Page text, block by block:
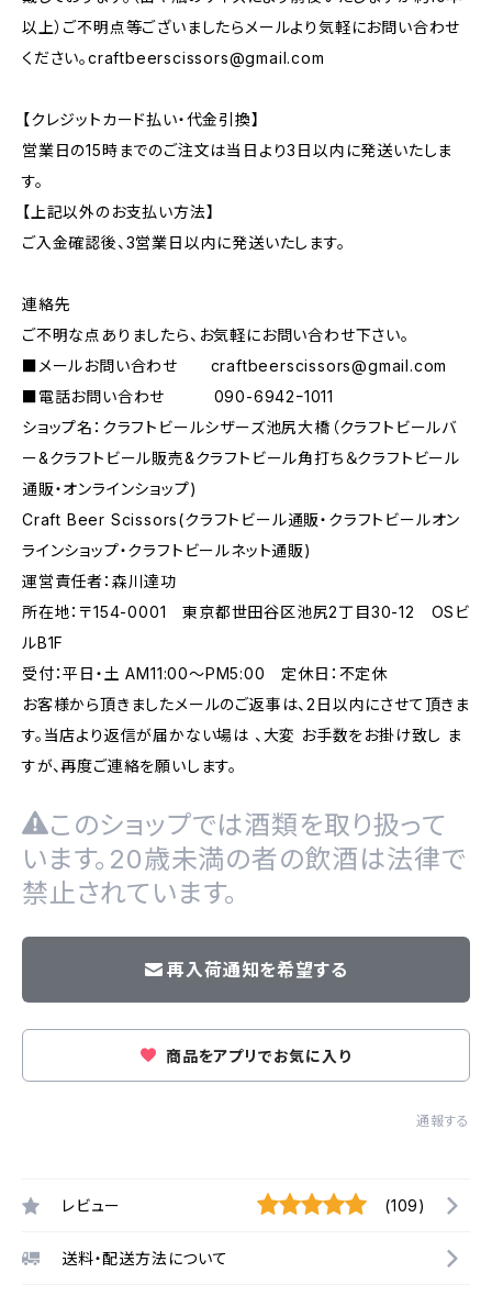
以上）ご不明点等ございましたらメールより気軽にお問い合わせ
ください。craftbeerscissors@gmail.com
【クレジットカード払い・代金引換】
営業日の15時までのご注文は当日より3日以内に発送いたしま
す。
【上記以外のお支払い方法】
ご入金確認後、3営業日以内に発送いたします。
連絡先
ご不明な点ありましたら、お気軽にお問い合わせ下さい。
■メールお問い合わせ craftbeerscissors@gmail.com
■電話お問い合わせ 090-6942ｰ1011
ショップ名：クラフトビールシザーズ池尻大橋（クラフトビールバ
ー&クラフトビール販売&クラフトビール角打ち＆クラフトビール
通販・オンラインショップ)
Craft Beer Scissors(クラフトビール通販・クラフトビールオン
ラインショップ・クラフトビールネット通販)
運営責任者：森川達功
所在地：〒154-0001 東京都世田谷区池尻2丁目30-12 OSビ
ルB1F
受付：平日・土 AM11:00～PM5:00 定休日：不定休
お客様から頂きましたメールのご返事は、2日以内にさせて頂きま
す。当店より返信が届かない場は 、大変 お手数をお掛け致し ま
すが、再度ご連絡を願いします。
このショップでは酒類を取り扱って
います。20歳未満の者の飲酒は法律で
禁止されています。
再入荷通知を希望する
商品をアプリでお気に入り
通報する
レビュー (109)
送料・配送方法について